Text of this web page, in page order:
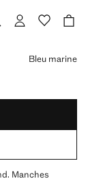
Bleu marine
Manches